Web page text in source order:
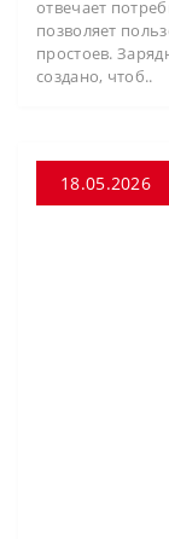
отвечает
позволяет
простоев.
создано, чтоб..
18.05.2026